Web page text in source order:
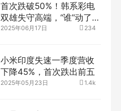
首次跌破50%！韩系彩电
双雄失守高端，“谁”动了他
们的“底盘”？
2025年06月17日 234
小米印度失速一季度营收
下降45%，首次跌出前五
2025年05月23日 1.4k